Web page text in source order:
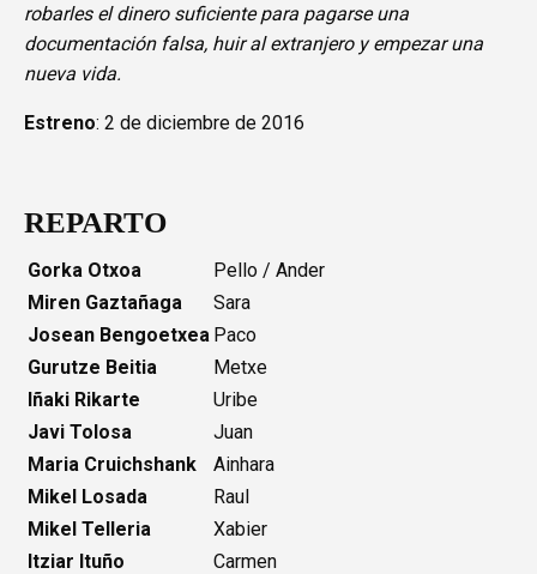
robarles el dinero suficiente para pagarse una
documentación falsa, huir al extranjero y empezar una
nueva vida.
Estreno: 2 de diciembre de 2016
REPARTO
Gorka Otxoa
Pello / Ander
Miren Gaztañaga
Sara
Josean Bengoetxea Paco
Gurutze Beitia
Metxe
Iñaki Rikarte
Uribe
Javi Tolosa
Juan
Maria Cruichshank
Ainhara
Mikel Losada
Raul
Mikel Telleria
Xabier
Itziar Ituño
Carmen